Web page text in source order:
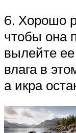
6. Хорошо
чтобы она
вылейте
влага в
а икра